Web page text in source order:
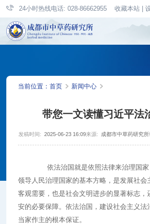
24小时热线电话: 028-86662955 收藏本站
当前位置：首页 新闻中心
带您一文读懂习近平法
发稿时间: 2025-06-23 16:09来源: 成都市中草药研究所
依法治国就是依照法律来治理国家
领导人民治理国家的基本方略，是发展社会
客观需要，也是社会文明进步的显著标志，
安的必要保障。依法治国，建设社会主义法
当家作主的根本保证。